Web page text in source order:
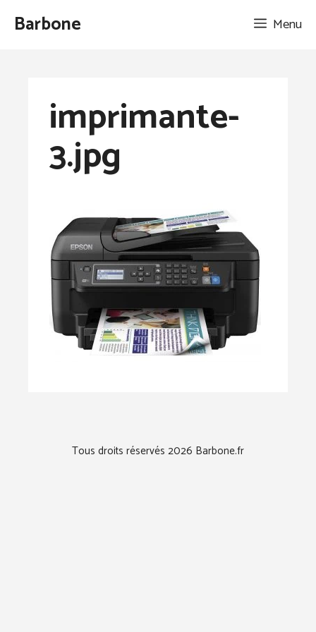
AllerBarbone Menu
imprimante-
3.jpg
Tous droits réservés 2026 Barbone.fr